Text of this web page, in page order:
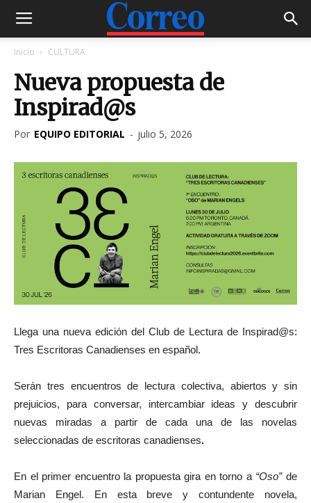
Inicio CULTURA
Nueva propuesta de
Inspirad@s
Por EQUIPO EDITORIAL - julio 5, 2026
Llega una nueva edición del Club de Lectura de Inspirad@s:
Tres Escritoras Canadienses en español.
Serán tres encuentros de lectura colectiva, abiertos y sin
prejuicios, para conversar, intercambiar ideas y descubrir
nuevas miradas a partir de cada una de las novelas
seleccionadas de escritoras canadienses.
En el primer encuentro la propuesta gira en torno a “Oso”de
Marian Engel. En esta breve y contundente novela,